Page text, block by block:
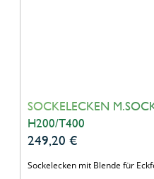
SOCKELECKEN
H200/T400
249,20 €
Sockelecken mit Blende für